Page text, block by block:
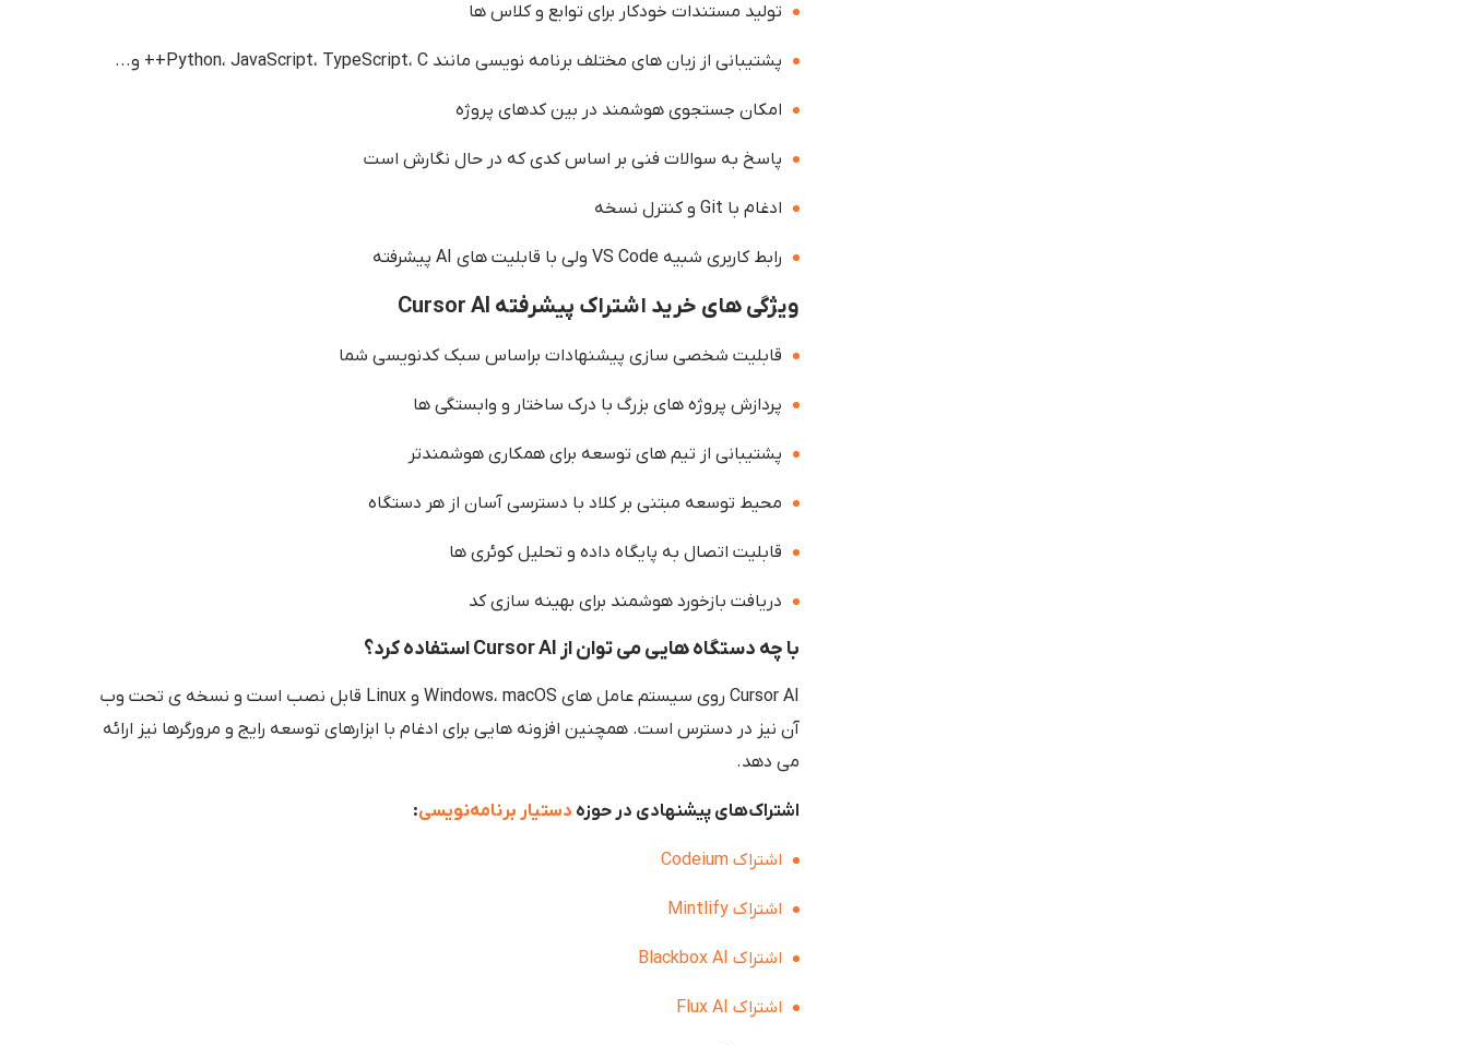
تولید مستندات خودکار برای توابع و کلاس ها
پشتیبانی از زبان های مختلف برنامه نویسی مانند Python، JavaScript، TypeScript، C++ و...
امکان جستجوی هوشمند در بین کدهای پروژه
پاسخ به سوالات فنی بر اساس کدی که در حال نگارش است
ادغام با Git و کنترل نسخه
رابط کاربری شبیه VS Code ولی با قابلیت های AI پیشرفته
ویژگی های خرید اشتراک پیشرفته Cursor AI
قابلیت شخصی سازی پیشنهادات براساس سبک کدنویسی شما
پردازش پروژه های بزرگ با درک ساختار و وابستگی ها
پشتیبانی از تیم های توسعه برای همکاری هوشمندتر
محیط توسعه مبتنی بر کلاد با دسترسی آسان از هر دستگاه
قابلیت اتصال به پایگاه داده و تحلیل کوئری ها
دریافت بازخورد هوشمند برای بهینه سازی کد
با چه دستگاه هایی می توان از Cursor AI استفاده کرد؟
Cursor AI روی سیستم عامل های Windows، macOS و Linux قابل نصب است و نسخه ی تحت وب
آن نیز در دسترس است. همچنین افزونه هایی برای ادغام با ابزارهای توسعه رایج و مرورگرها نیز ارائه
می دهد.
اشتراک‌های پیشنهادی در حوزه دستیار برنامه‌نویسی:
اشتراک Codeium
اشتراک Mintlify
اشتراک Blackbox AI
اشتراک Flux AI